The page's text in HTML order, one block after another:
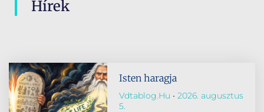
Hírek
Isten haragja
Vdtablog.hu
2026. augusztus
5.